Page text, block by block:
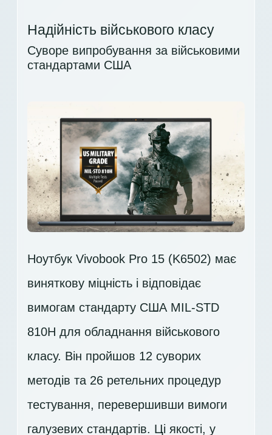
Надійність військового класу
Суворе випробування за військовими
стандартами США
Ноутбук Vivobook Pro 15 (K6502) має
виняткову міцність і відповідає
вимогам стандарту США MIL-STD
810H для обладнання військового
класу. Він пройшов 12 суворих
методів та 26 ретельних процедур
тестування, перевершивши вимоги
галузевих стандартів. Ці якості, у